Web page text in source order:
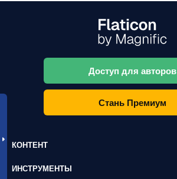
Доступ для авторов
Стань Премиум
КОНТЕНТ
ИНСТРУМЕНТЫ